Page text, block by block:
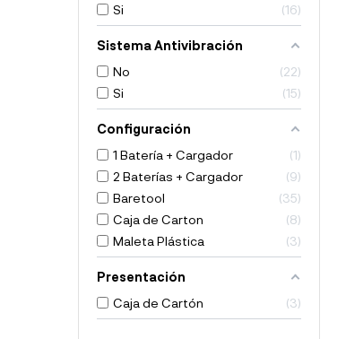
Si
16
Sistema Antivibración
No
22
Si
15
Configuración
1 Batería + Cargador
1
2 Baterías + Cargador
9
Baretool
35
Caja de Carton
8
Maleta Plástica
3
Presentación
Caja de Cartón
3